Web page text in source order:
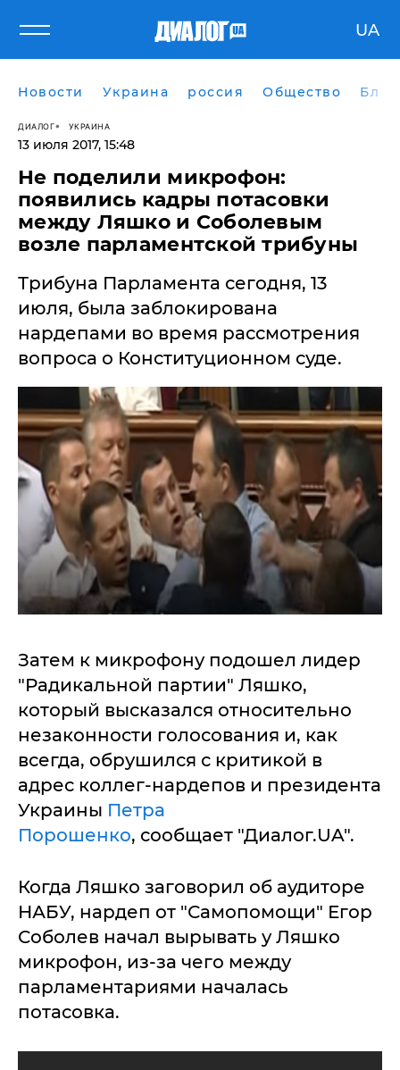
UA
Новости Украина россия Общество
ДИАЛОГ УКРАИНА
13 июля 2017, 15:48
Не поделили микрофон:
появились кадры потасовки
между Ляшко и Соболевым
возле парламентской трибуны
Трибуна Парламента сегодня, 13
июля, была заблокирована
нардепами во время рассмотрения
вопроса о Конституционном суде.
Затем к микрофону подошел лидер
"Радикальной партии" Ляшко,
который высказался относительно
незаконности голосования и, как
всегда, обрушился с критикой в
адрес коллег-нардепов и президента
Украины Петра
Порошенко, сообщает "Диалог.UA".
Когда Ляшко заговорил об аудиторе
НАБУ, нардеп от "Самопомощи" Егор
Соболев начал вырывать у Ляшко
микрофон, из-за чего между
парламентариями началась
потасовка.